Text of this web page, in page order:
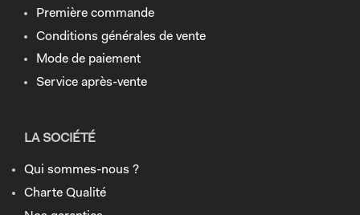
Première commande
Conditions générales de vente
Mode de paiement
Service après-vente
LA SOCIÉTÉ
Qui sommes-nous ?
Charte Qualité